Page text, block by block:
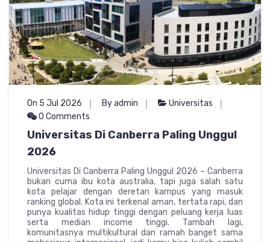
On 5 Jul 2026 By admin
Universitas
0 Comments
Universitas Di Canberra Paling Unggul
2026
Universitas Di Canberra Paling Unggul 2026 – Canberra
bukan cuma ibu kota australia, tapi juga salah satu
kota pelajar dengan deretan kampus yang masuk
ranking global. Kota ini terkenal aman, tertata rapi, dan
punya kualitas hidup tinggi dengan peluang kerja luas
serta median income tinggi. Tambah lagi,
komunitasnya multikultural dan ramah banget sama